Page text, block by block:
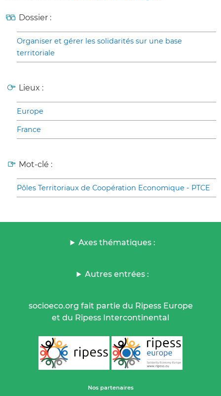
Dossier :
Organiser et gérer les solidarités sur une base
territoriale
Lieux :
Europe
France
Mot-clé :
Pôles Territoriaux de Coopération Economique - PTCE
Axes thématiques :
Autres entrées :
socioeco.org fait partie du Ripess Europe
et du Ripess Intercontinental
Nos partenaires